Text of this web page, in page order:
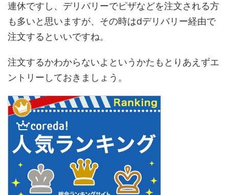
連休ですし、デリバリーでピザなどを注文される方
も多いと思いますが、その時はdデリバリー経由で
注文するといいですね。
注文するかわからないよというかたもとりあえずエ
ントリーしておきましょう。